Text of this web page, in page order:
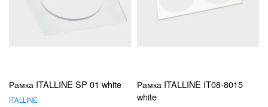
Рамка ITALLINE SP 01 white
ITALLINE
Рамка ITALLINE IT08-8015
white